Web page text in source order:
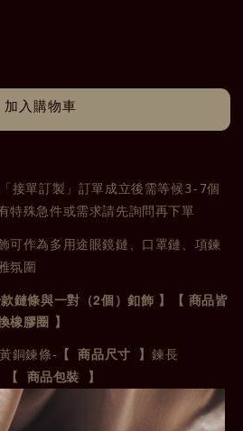
加入購物車
接單訂製」訂單成立後需等候3-7個
特殊急件或需求請先詢問再下單
可作為多用途眼鏡鏈、口罩鏈、項鍊
氛圍
鏈條與一對（2個）釦飾 】 【 商品皆
橡膠圈
】
銅鍊條- 【 商品尺寸 】鍊長
【 商品包裝 】